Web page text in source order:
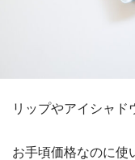
リップやアイシャド
お手頃価格なのに使